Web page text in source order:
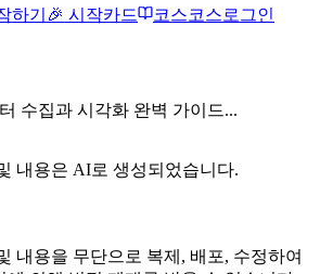
하기 🎉 시작카드 코스코스로그인
수집과 시각화 완벽 가이드...
내용은 AI로 생성되었습니다.
내용을 무단으로 복제, 배포, 수정하여